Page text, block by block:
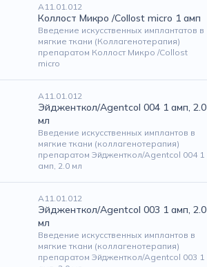
А11.01.012
Коллост Микро /Collost micro 1 амп
Введение искусственных имплантатов в
мягкие ткани (Коллагенотерапия)
препаратом Коллост Микро /Collost
micro
А11.01.012
Эйдженткол/Agentcol 004 1 амп, 2.0
мл
Введение искусственных имплантов в
мягкие ткани (коллагенотерапия)
препаратом Эйдженткол/Agentcol 004 1
амп, 2.0 мл
А11.01.012
Эйдженткол/Agentcol 003 1 амп, 2.0
мл
Введение искусственных имплантов в
мягкие ткани (коллагенотерапия)
препаратом Эйдженткол/Agentcol 003 1